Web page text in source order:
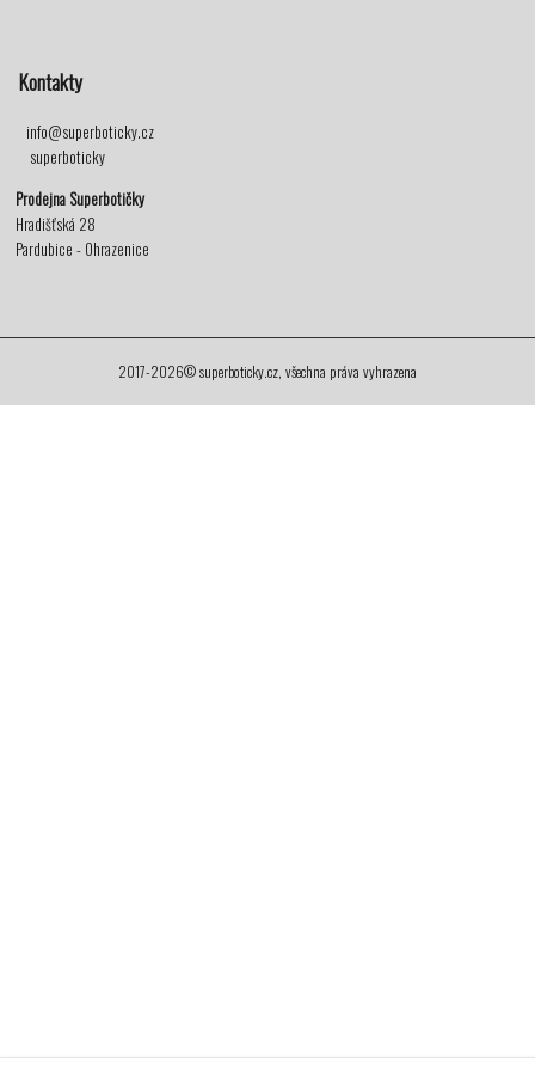
Kontakty
info@superboticky.cz
superboticky
Prodejna Superbotičky
Hradišťská 28
Pardubice - Ohrazenice
2017-2026© superboticky.cz, všechna práva vyhrazena